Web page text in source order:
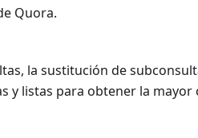
Quora.
la sustitución de
y listas para obtener la mayor